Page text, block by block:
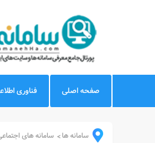
صفحه اصلی فناوری
سامانه ها> سامانه های